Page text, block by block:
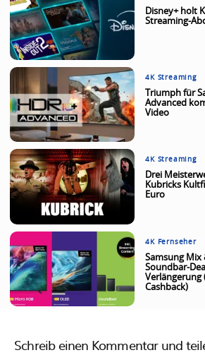
Disney+ holt
Streaming-
4K Streaming
Triumph für
Advanced
Video
4K Streaming
Drei
Kubricks
Euro
4K Fernseher
Samsung Mix
Soundbar-
Verlängerung
Cashback)
Schreib einen Kommentar und